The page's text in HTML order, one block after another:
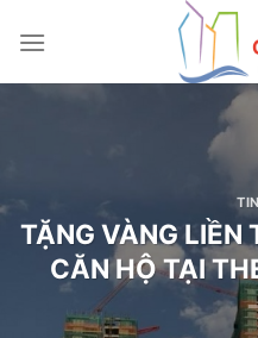
qua
TẶNG VÀNG LIỀN
CĂN HỘ TẠI